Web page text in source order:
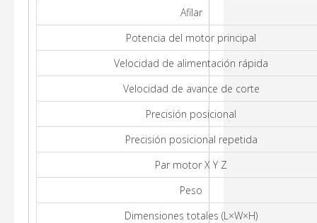
Afilar
Potencia del motor principal
Velocidad de alimentación rápida
Velocidad de avance de corte
Precisión posicional
Precisión posicional repetida
Par motor X Y Z
Peso
Dimensiones totales (L×W×H)